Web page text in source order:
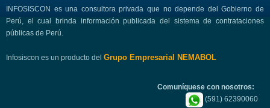
INFOSISCON es una consultora privada que no depende del Gobierno de
Perú, el cual brinda información publicada del sistema de contrataciones
públicas de Perú.
Infosiscon es un producto del Grupo Empresarial NEMABOL
Comuníquese con nosotros:
(591) 62390060